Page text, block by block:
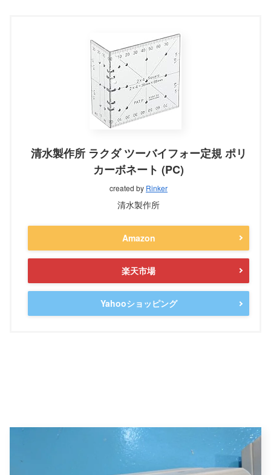
清水製作所 ラクダ ツーバイフォー定規 ポリ
カーボネート (PC)
created by Rinker
清水製作所
Amazon
楽天市場
Yahooショッピング